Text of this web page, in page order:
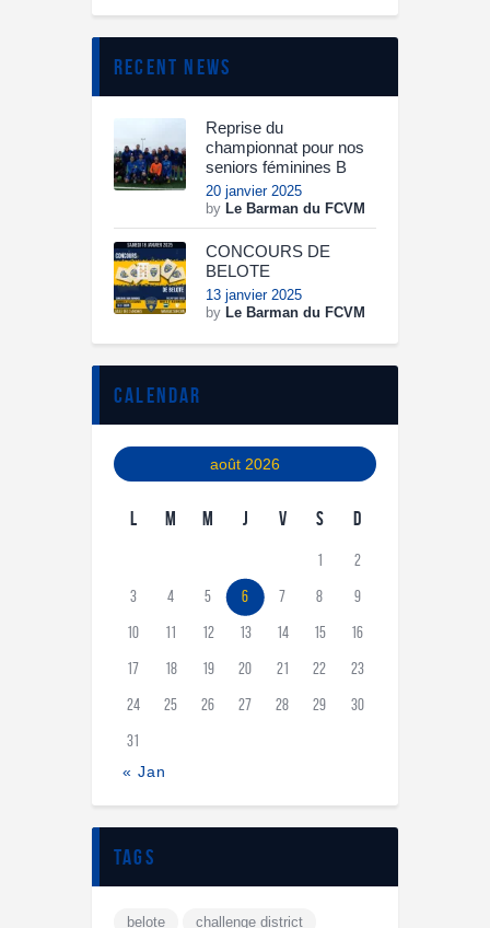
recent news
Reprise du
championnat pour nos
seniors féminines B
20 janvier 2025
by Le Barman du FCVM
CONCOURS DE
BELOTE
13 janvier 2025
by Le Barman du FCVM
calendar
août 2026
L M M J V S D
1 2
3 4 5 6 7 8 9
10 11 12 13 14 15 16
17 18 19 20 21 22 23
24 25 26 27 28 29 30
31
« Jan
tags
belote
challenge district